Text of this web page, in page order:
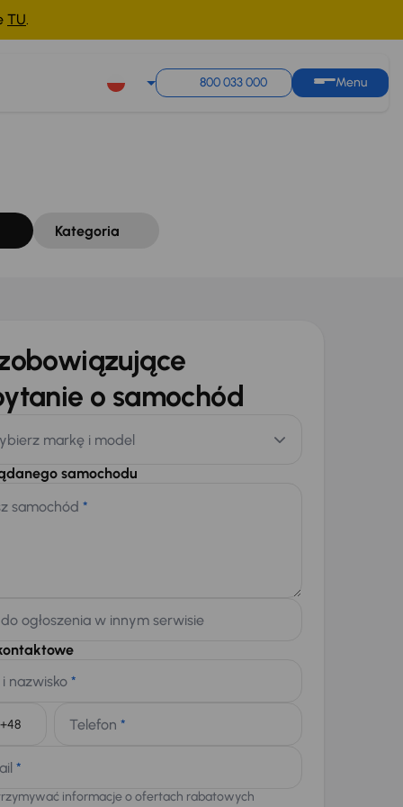
TU.
800 033 000 Menu
Kategoria
o samochód
markę i model
samochodu
samochód *
ogłoszenia w innym serwisie
nazwisko *
Telefon *
*
informacje o ofertach rabatowych